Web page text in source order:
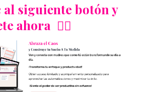
al siguiente botón y
ahora 👇🏼